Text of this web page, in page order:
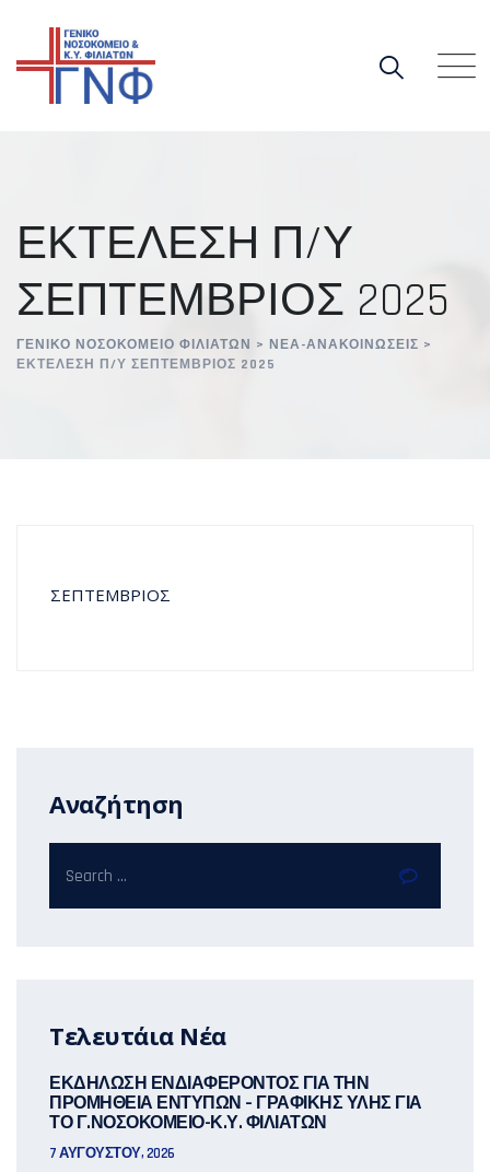
content
ΕΚΤΕΛΕΣΗ Π/Υ
ΣΕΠΤΕΜΒΡΙΟΣ 2025
ΓΕΝΙΚΌ ΝΟΣΟΚΟΜΕΊΟ ΦΙΛΙΑΤΏΝ > ΝΈΑ-ΑΝΑΚΟΙΝΏΣΕΙΣ >
ΕΚΤΕΛΕΣΗ Π/Υ ΣΕΠΤΕΜΒΡΙΟΣ 2025
ΣΕΠΤΕΜΒΡΙΟΣ
Αναζήτηση
Τελευτάια Νέα
ΕΚΔΗΛΩΣΗ ΕΝΔΙΑΦΕΡΟΝΤΟΣ ΓΙΑ ΤΗΝ
ΠΡΟΜΗΘΕΙΑ ΕΝΤΥΠΩΝ – ΓΡΑΦΙΚΗΣ ΥΛΗΣ ΓΙΑ
ΤΟ Γ.ΝΟΣΟΚΟΜΕΙΟ-Κ.Υ. ΦΙΛΙΑΤΩΝ
7 ΑΥΓΟΎΣΤΟΥ, 2026